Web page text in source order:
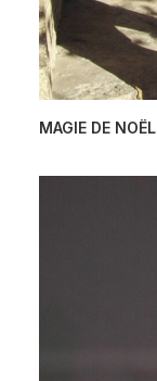
MAGIE DE NOËL